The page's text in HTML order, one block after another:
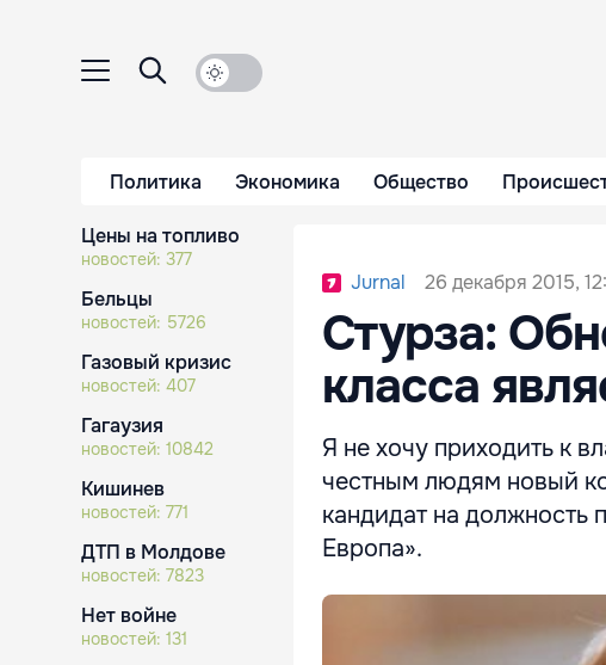
Политика Экономика Общество
Цены на топливо
новостей: 377
Бельцы
новостей: 5726
Газовый кризис
новостей: 407
Гагаузия
новостей: 10842
Кишинев
новостей: 771
ДТП в Молдове
новостей: 7823
Нет войне
новостей: 131
Jurnal 26 декабря 2015,
Стурза:
класса
Я не хочу приходить к
честным людям новый
кандидат на должность
Европа».